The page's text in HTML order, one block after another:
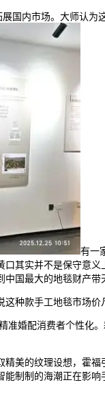
内市场。大师认为
有一
其实并不是保守意
国最大的地毯财产
款手工地毯市场价
配消费者个性化
的纹理设想，霍
制制的海潮正在影